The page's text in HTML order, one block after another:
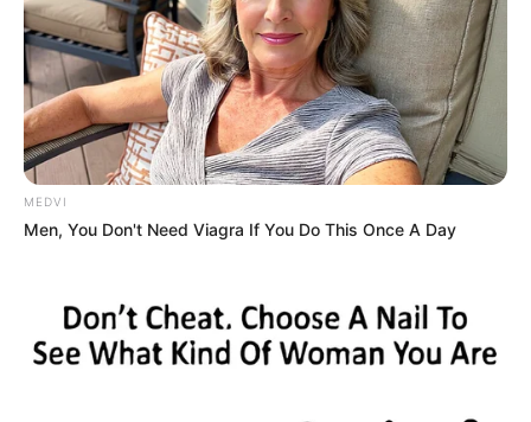
MEDVI
Men, You Don't Need Viagra If You Do This Once A Day